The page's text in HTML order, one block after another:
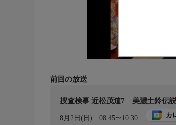
前回の放送
捜査検事 近松茂道7 美濃土鈴伝説
8月2日(日) 08:45〜10:30 カ